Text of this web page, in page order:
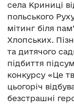
села Криниці
польського
мітинг біля
Хлопських.
та дитячого
підбиття
конкурсу «Це
цьогоріч
безстрашні